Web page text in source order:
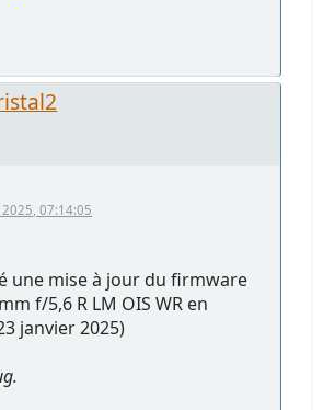
2025, 07:14:05
une mise à jour du firmware
f/5,6 R LM OIS WR en
janvier 2025)